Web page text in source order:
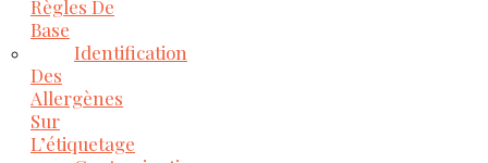
Règles De
Base
Identification
Des
Allergènes
Sur
L’étiquetage